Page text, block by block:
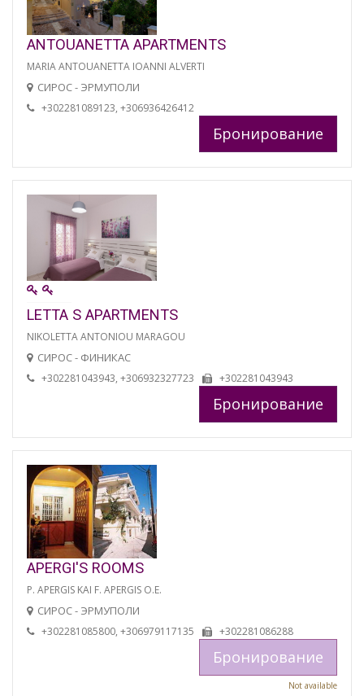
ANTOUANETTA APARTMENTS
MARIA ANTOUANETTA IOANNI ALVERTI
СИРОС - ЭРМУПОЛИ
+302281089123, +306936426412
Бронирование
LETTA S APARTMENTS
NIKOLETTA ANTONIOU MARAGOU
СИРОС - ФИНИКАС
+302281043943, +306932327723 +302281043943
Бронирование
APERGI'S ROOMS
P. APERGIS KAI F. APERGIS O.E.
СИРОС - ЭРМУПОЛИ
+302281085800, +306979117135 +302281086288
Бронирование
Not available